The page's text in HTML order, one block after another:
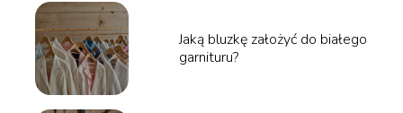
Jaką bluzkę założyć do białego
garnituru?